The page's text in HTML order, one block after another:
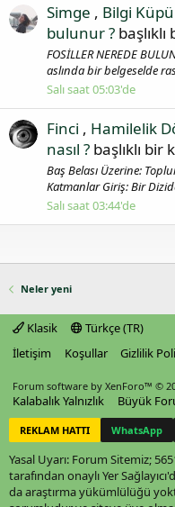
Simge , Bilgi Küpü
bulunur ?
FOSİLLER NEREDE
aslında bir belgeselde
Salı saat 05:03'de
Finci , Hamilelik
nasıl ? başlıklı bir
Baş Belası Üzerine:
Katmanlar Giriş: Bir
Salı saat 03:44'de
Neler yeni
Klasik
Türkçe (TR)
İletişim
Koşullar Gizlilik
Forum software by XenForo™ ©
Kalabalık Yalnızlık Büyük
REKLAM HATTI WhatsApp
Yasal Uyarı: Forum Sitemiz;
tarafından onaylı Yer
da araştırma yükümlülüğü